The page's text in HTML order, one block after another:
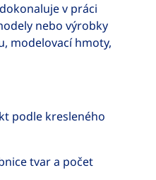
v práci
nebo výrobky
modelovací hmoty,
podle kresleného
tvar a počet